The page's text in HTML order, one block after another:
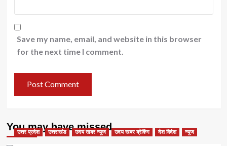
Save my name, email, and website in this browser
for the next time I comment.
You may have missed
उत्तर प्रदेश उत्तराखंड उदय खबर न्यूज उदय खबर ब्रेकिंग देश विदेश न्यूज